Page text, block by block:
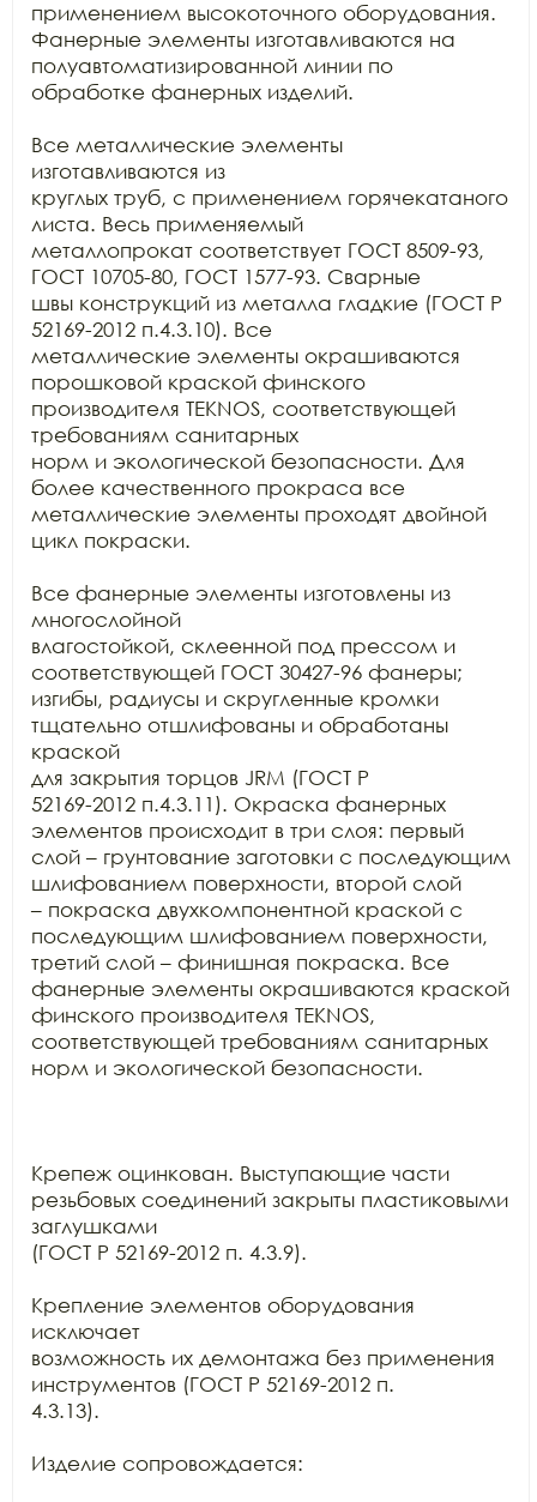
применением высокоточного оборудования.
Фанерные элементы изготавливаются на
полуавтоматизированной линии по
обработке фанерных изделий.
Все металлические элементы
изготавливаются из
круглых труб, с применением горячекатаного
листа. Весь применяемый
металлопрокат соответствует ГОСТ 8509-93,
ГОСТ 10705-80, ГОСТ 1577-93. Сварные
швы конструкций из металла гладкие (ГОСТ Р
52169-2012 п.4.3.10). Все
металлические элементы окрашиваются
порошковой краской финского
производителя TEKNOS, соответствующей
требованиям санитарных
норм и экологической безопасности. Для
более качественного прокраса все
металлические элементы проходят двойной
цикл покраски.
Все фанерные элементы изготовлены из
многослойной
влагостойкой, склеенной под прессом и
соответствующей ГОСТ 30427-96 фанеры;
изгибы, радиусы и скругленные кромки
тщательно отшлифованы и обработаны
краской
для закрытия торцов JRM (ГОСТ Р
52169-2012 п.4.3.11). Окраска фанерных
элементов происходит в три слоя: первый
слой – грунтование заготовки с последующим
шлифованием поверхности, второй слой
– покраска двухкомпонентной краской с
последующим шлифованием поверхности,
третий слой – финишная покраска. Все
фанерные элементы окрашиваются краской
финского производителя TEKNOS,
соответствующей требованиям санитарных
норм и экологической безопасности.
Крепеж оцинкован. Выступающие части
резьбовых соединений закрыты пластиковыми
заглушками
(ГОСТ Р 52169-2012 п. 4.3.9).
Крепление элементов оборудования
исключает
возможность их демонтажа без применения
инструментов (ГОСТ Р 52169-2012 п.
4.3.13).
Изделие сопровождается: